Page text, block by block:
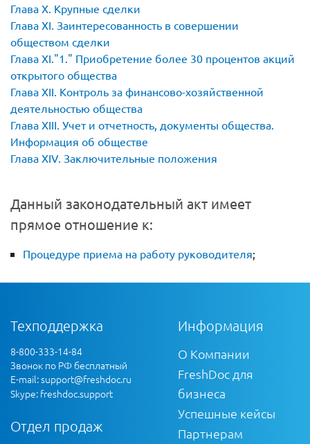
Глава X. Крупные сделки
Глава XI. Заинтересованность в совершении
обществом сделки
Глава XI. 1.
Приобретение более 30 процентов акций
открытого общества
Глава XII. Контроль за финансово-хозяйственной
деятельностью общества
Глава XIII. Учет и отчетность, документы общества.
Информация об обществе
Глава XIV. Заключительные положения
Данный законодательный акт имеет
прямое отношение к:
Процедуре приема на работу руководителя;
Техподдержка
8-800-333-14-84
Звонок по РФ бесплатный
E-mail:support@freshdoc.ru
Skype: freshdoc.support
Отдел продаж
Информация
О Компании
FreshDoc для
бизнеса
Успешные кейсы
Партнерам